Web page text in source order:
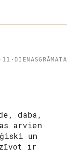
11 · DIENASGRĀMATA
daba,
arvien
un
ir